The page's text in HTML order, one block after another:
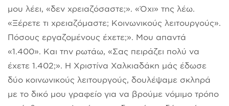
μου λέει, «δεν χρειαζόσαστε;». «Όχι» της λέω.
«Ξέρετε τι χρειαζόμαστε; Κοινωνικούς λειτουργούς».
Πόσους εργαζομένους έχετε;». Μου απαντά
«1.400». Και την ρωτάω, «Σας πειράζει πολύ να
έχετε 1.402;». Η Χριστίνα Χαλκιαδάκη μάς έδωσε
δύο κοινωνικούς λειτουργούς, δουλέψαμε σκληρά
με το δικό μου γραφείο για να βρούμε νόμιμο τρόπο